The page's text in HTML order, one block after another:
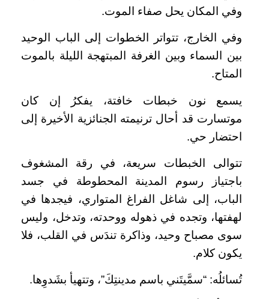
وفي المكان يحل صفاء الموت.
وفي الخارج، تتواتر الخطوات إلى الباب الوحيد
بين السماء وبين الغرفة المبتهجة الليلة بالموت
المتاح.
يسمع نون خبطات خافتة، يفكرُ إن كان
موتسارت قد أحال ترنيمته الجنائزية الأخيرة إلى
احتضار حي.
تتوالى الخبطات سريعة، في رقة المشغوف
باجتياز رسوم المدينة المحطوطة في جسد
الباب، إلى شاغل الفراغ المتواري، فيجدها في
لهفتها، وتجده في ذهوله ووحدته، وتدخل، وليس
سوى مصباح وحيد، وذاكرة تندَس في القلب، فلا
يكون كلام.
تُسائلُه: “سمَّيتَني باسم مدينتِكَ”، وتتهيأ بشَدوِها.